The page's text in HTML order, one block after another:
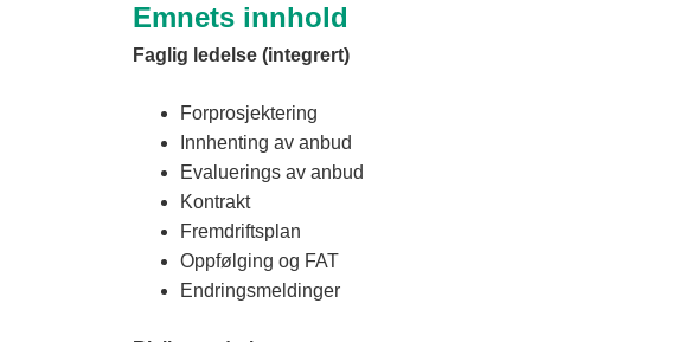
Emnets innhold
Faglig ledelse (integrert)
Forprosjektering
Innhenting av anbud
Evaluerings av anbud
Kontrakt
Fremdriftsplan
Oppfølging og FAT
Endringsmeldinger